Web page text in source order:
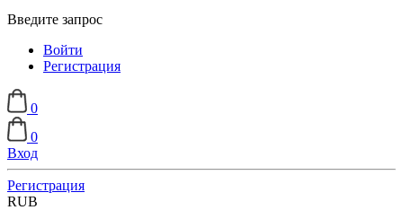
Введите запрос
Войти
Регистрация
0
0
Вход
Регистрация
RUB